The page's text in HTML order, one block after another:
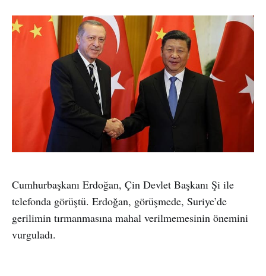
Cumhurbaşkanı Erdoğan, Çin Devlet Başkanı Şi ile
telefonda görüştü. Erdoğan, görüşmede, Suriye’de
gerilimin tırmanmasına mahal verilmemesinin önemini
vurguladı.